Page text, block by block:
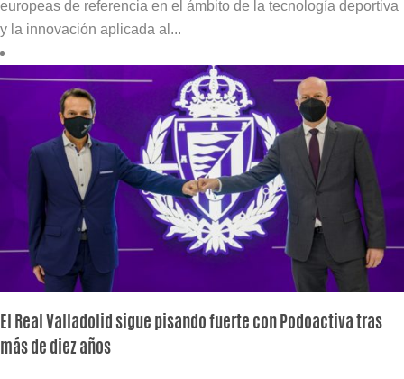
europeas de referencia en el ámbito de la tecnología deportiva
y la innovación aplicada al...
El Real Valladolid sigue pisando fuerte con Podoactiva tras
más de diez años